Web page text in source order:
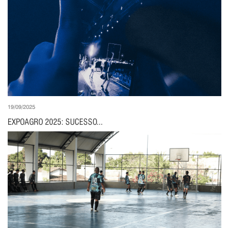
19/09/2025
EXPOAGRO 2025: SUCESSO...